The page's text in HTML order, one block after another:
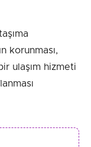
korunması,
ulaşım hizmeti